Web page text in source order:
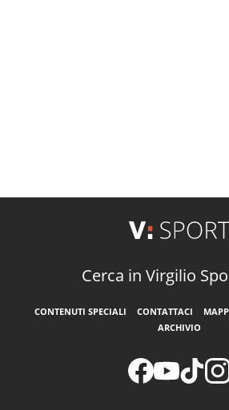
Cerca in Virgilio
CONTENUTI SPECIALI CONTATTACI
ARCHIVIO